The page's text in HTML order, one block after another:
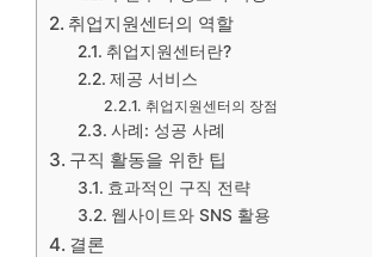
취업지원센터의 역할
취업지원센터란?
제공 서비스
취업지원센터의 장점
사례: 성공 사례
구직 활동을 위한 팁
효과적인 구직 전략
웹사이트와 SNS 활용
결론